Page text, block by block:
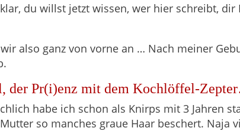
du willst jetzt wissen, wer hier schreibt,
also ganz von vorne an … Nach meiner
der Pr(i)enz mit dem Kochlöffel-
habe ich schon als Knirps mit 3 Jahren
so manches graue Haar beschert. Naja